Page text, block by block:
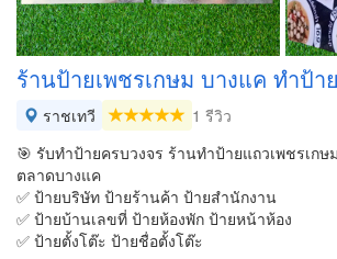
ร้านป้ายเพชรเกษม บางแค ทำป้า
ราชเทวี
1 รีวิว
🎯 รับทำป้ายครบวงจร ร้านทำป้ายแถวเพชรเกษ
ตลาดบางแค
✅ ป้ายบริษัท ป้ายร้านค้า ป้ายสำนักงาน
✅ ป้ายบ้านเลขที่ ป้ายห้องพัก ป้ายหน้าห้อง
✅ ป้ายตั้งโต๊ะ ป้ายชื่อตั้งโต๊ะ